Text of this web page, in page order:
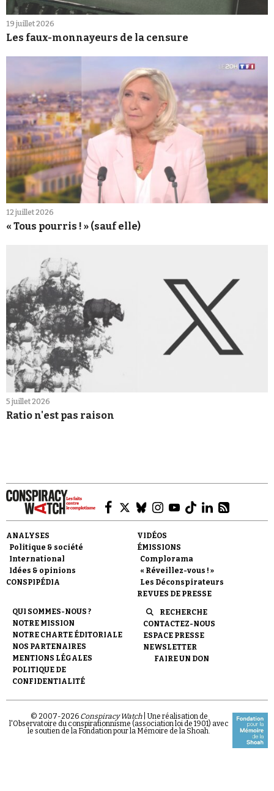
19 juillet 2026
Les faux-monnayeurs de la censure
12 juillet 2026
« Tous pourris ! » (sauf elle)
5 juillet 2026
Ratio n'est pas raison
ANALYSES
Politique & société
International
Idées & opinions
CONSPIPÉDIA
VIDÉOS
ÉMISSIONS
Complorama
« Réveillez-vous ! »
Les Déconspirateurs
REVUES DE PRESSE
QUI SOMMES-NOUS ?
NOTRE MISSION
NOTRE CHARTE ÉDITORIALE
NOS PARTENAIRES
MENTIONS LÉGALES
POLITIQUE DE
CONFIDENTIALITÉ
RECHERCHE
CONTACTEZ-NOUS
ESPACE PRESSE
NEWSLETTER
FAIRE UN DON
© 2007-2026 Conspiracy Watch| Une réalisation de
l'Observatoire du conspirationnisme (association loi de 1901) avec
le soutien de la Fondation pour la Mémoire de la Shoah.